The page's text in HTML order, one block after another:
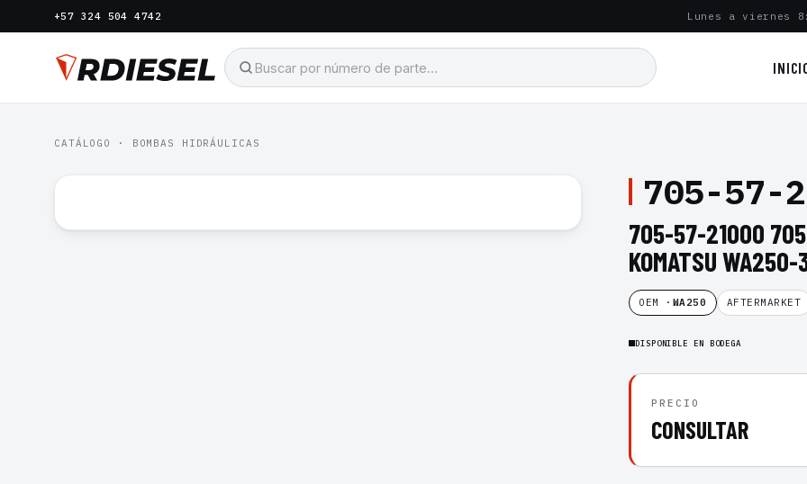
+57 324 504 4742 Lunes a viernes
CATÁLOGO · BOMBAS HIDRÁULICAS
705-57-
705-57-21000
KOMATSU
OEM · WA250 AFTERMARKET
DISPONIBLE EN BODEGA
PRECIO
CONSULTAR